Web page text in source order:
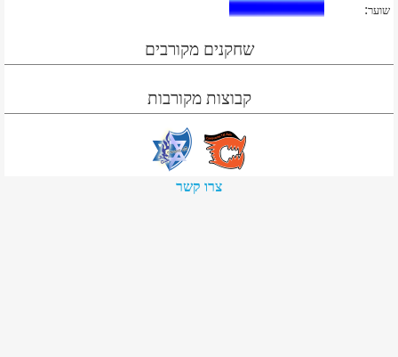
שוער:
שחקנים מקורבים
קבוצות מקורבות
צרו קשר